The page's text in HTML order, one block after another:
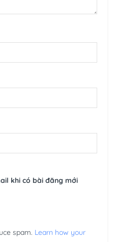
khi có bài đăng mới
spam. Learn how your